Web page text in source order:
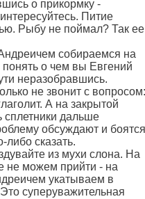
о прикормку -
Питие
Рыбу не поймал? Так ее
собираемся на
о чем вы Евгений
неразобравшись.
не звонит с вопросом:
А на закрытой
сплетники дальше
обсуждают и боятся
либо сказать.
из мухи слона. На
не можем прийти - на
укатываем в
суперуважительная